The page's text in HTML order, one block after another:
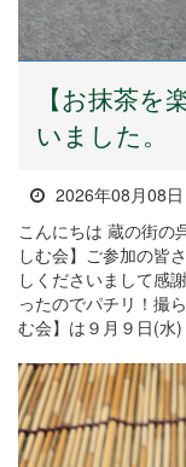
【お抹茶
いました。
2026年08月08日
こんにちは 蔵の街の
しむ会】ご参加の皆
しくださいまして感
ったのでパチリ！撮
む会】は９月９日(水